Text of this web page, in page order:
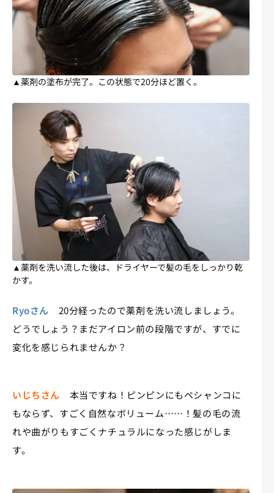
▲薬剤の塗布が完了。この状態で20分ほど置く。
▲薬剤を洗い流した後は、ドライヤーで髪の毛をしっかり乾
かす。
Ryoさん 20分経ったので薬剤を洗い流しましょう。
どうでしょう？まだアイロン前の段階ですが、すでに
変化を感じられませんか？
いじちさん 本当ですね！ピンピンにもペシャンコに
もならず、すごく自然なボリューム……！髪の毛の流
れや曲がりもすごくナチュラルになった感じがしま
す。